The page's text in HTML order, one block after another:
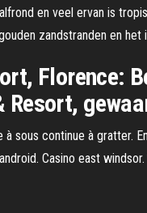
en veel ervan is
zandstranden en
Florence:
Resort,
sous continue à gratter.
Casino east